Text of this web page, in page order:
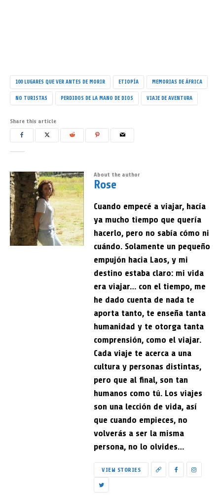
100 LUGARES QUE VER ANTES DE MORIR ETIOPÍA MEMORIAS DE ÁFRICA
NO TURISTAS PERDIDOS DE LA MANO DE DIOS VIAJE DE AVENTURA
Share this article
About the author
Rose
Cuando empecé a viajar, hacía
ya mucho tiempo que quería
hacerlo, pero no sabía cómo ni
cuándo. Solamente un pequeño
empujón hacia Laos, y mi
destino estaba claro: mi vida
era viajar… con el tiempo, me
he dado cuenta de nada te
aporta tanto, te enseña tanta
humanidad y te otorga tanta
comprensión, como el viajar.
Cada viaje te acerca a una
cultura y personas distintas,
pero que al final, son tan
humanos como tú. Los viajes
son una lección de vida, así
que cuando empieces, no
volverás a ser la misma
persona, no lo olvides…
VIEW STORIES